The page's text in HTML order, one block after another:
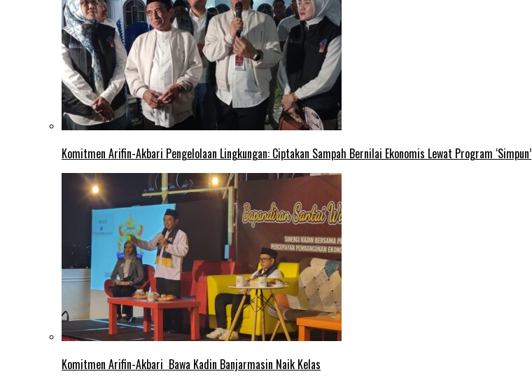
Komitmen Arifin-Akbari Pengelolaan Lingkungan: Ciptakan Sampah Bernilai Ekonomis Lewat Program ‘Simpun’
Komitmen Arifin-Akbari Bawa Kadin Banjarmasin Naik Kelas